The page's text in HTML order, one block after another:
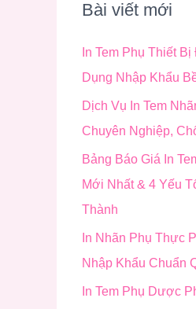
i
m
:
Bài viết mới
In Tem Phụ Thiết
Dụng Nhập Khẩu
Dịch Vụ In Tem
Chuyên Nghiệp,
Bảng Báo Giá In
Mới Nhất & 4 Yếu
Thành
In Nhãn Phụ Thực
Nhập Khẩu Chuẩn
In Tem Phụ Dược